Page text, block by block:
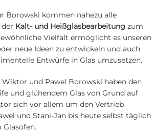
Borowski kommen nahezu alle
Kalt- und Heißglasbearbeitung zum
Vielfalt ermöglicht es unseren
neue Ideen zu entwickeln und auch
Entwürfe in Glas umzusetzen.
Wiktor und Pawel Borowski haben den
und glühendem Glas von Grund auf
sich vor allem um den Vertrieb
und Stani-Jan bis heute selbst täglich